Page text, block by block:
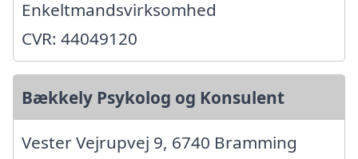
Enkeltmandsvirksomhed
CVR: 44049120
Bækkely Psykolog og Konsulent
Vester Vejrupvej 9, 6740 Bramming